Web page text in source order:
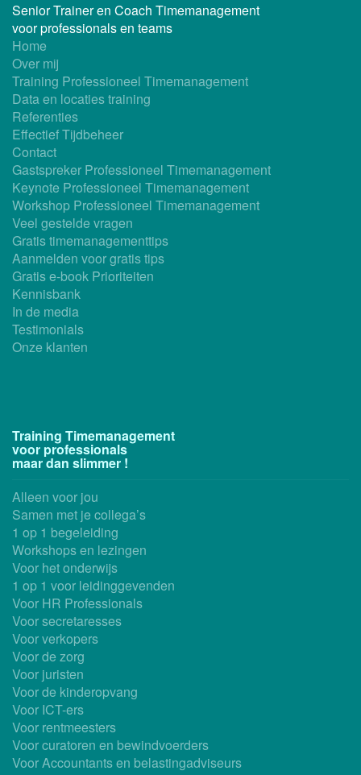
Senior Trainer en Coach Timemanagement
voor professionals en teams
Home
Over mij
Training Professioneel Timemanagement
Data en locaties training
Referenties
Effectief Tijdbeheer
Contact
Gastspreker Professioneel Timemanagement
Keynote Professioneel Timemanagement
Workshop Professioneel Timemanagement
Veel gestelde vragen
Gratis timemanagementtips
Aanmelden voor gratis tips
Gratis e-book Prioriteiten
Kennisbank
In de media
Testimonials
Onze klanten
Training Timemanagement
voor professionals
maar dan slimmer !
Alleen voor jou
Samen met je collega’s
1 op 1 begeleiding
Workshops en lezingen
Voor het onderwijs
1 op 1 voor leidinggevenden
Voor HR Professionals
Voor secretaresses
Voor verkopers
Voor de zorg
Voor juristen
Voor de kinderopvang
Voor ICT-ers
Voor rentmeesters
Voor curatoren en bewindvoerders
Voor Accountants en belastingadviseurs